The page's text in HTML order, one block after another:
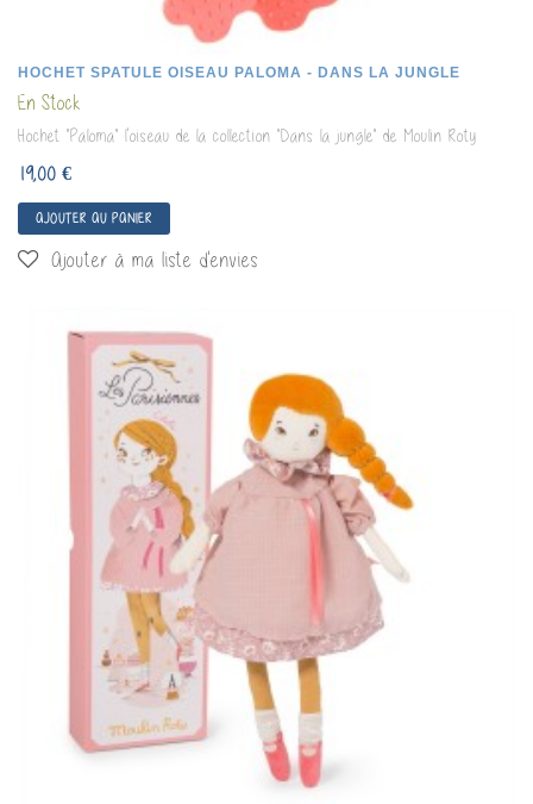
HOCHET SPATULE OISEAU PALOMA - DANS LA JUNGLE
En Stock
Hochet "Paloma" l'oiseau de la collection "Dans la jungle" de Moulin Roty
19,00 €
AJOUTER AU PANIER
Ajouter à ma liste d'envies